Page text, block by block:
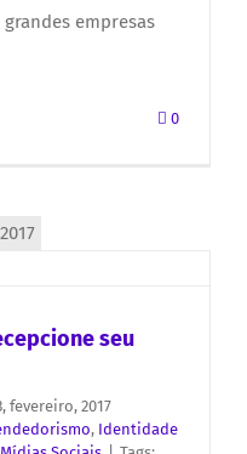
empresas
0
seu
fevereiro, 2017
, Identidade